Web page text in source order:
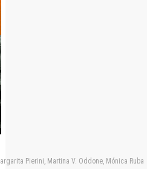
Pierini, Martina V. Oddone, Mónica